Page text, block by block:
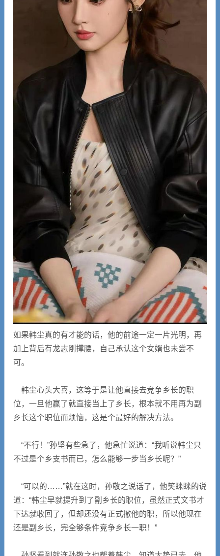
如果韩尘真的有才能的话，他的前途一定一片光明，再
加上背后有龙志刚撑腰，自己承认这个女婿也未尝不
可。
韩尘心头大喜，这等于是让他直接去竞争乡长的职
位，一旦他赢了就直接当上了乡长，根本就不用再为副
乡长这个职位而烦恼，这是个最好的解决方法。
“不行！”孙坚有些急了，他急忙说道：“我听说韩尘只
不过是个乡支书而已，怎么能够一步当乡长呢？”
“可以的……”就在这时，孙敬之说话了，他笑眯眯的说
道：“韩尘早就提升到了副乡长的职位，虽然正式文书才
下达就收回了，但却还没有正式撤他的职，所以他现在
还是副乡长，完全够条件竞争乡长一职！”